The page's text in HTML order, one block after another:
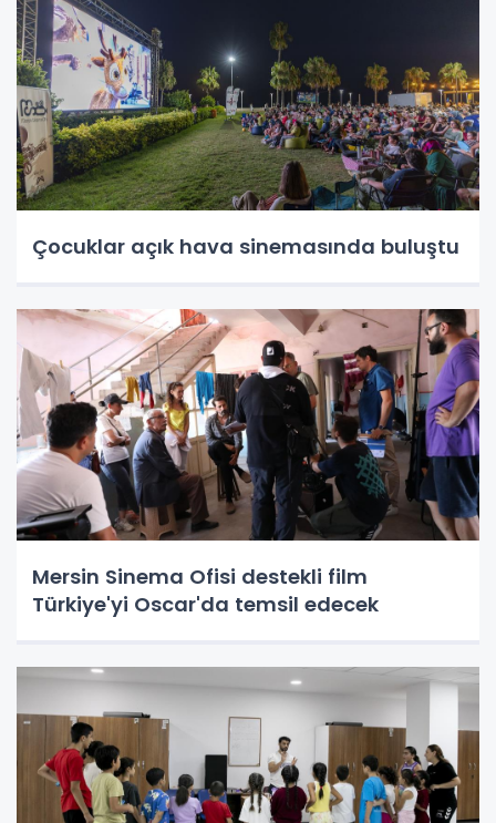
Çocuklar açık hava sinemasında buluştu
Mersin Sinema Ofisi destekli film
Türkiye'yi Oscar'da temsil edecek